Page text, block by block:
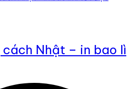
cách Nhật – in bao lì